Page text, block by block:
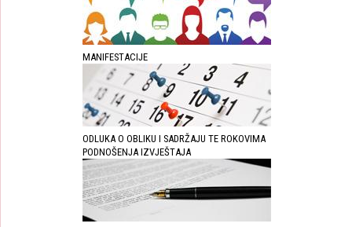
MANIFESTACIJE
ODLUKA O OBLIKU I SADRŽAJU TE ROKOVIMA
PODNOŠENJA IZVJEŠTAJA